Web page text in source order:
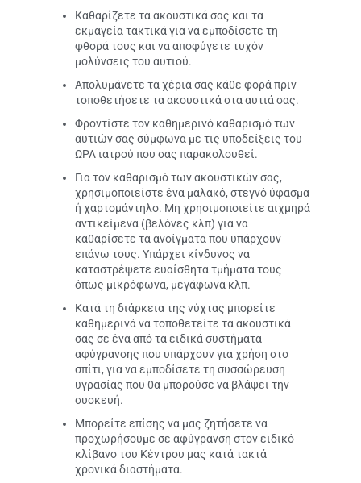
Καθαρίζετε τα ακουστικά σας και τα
εκμαγεία τακτικά για να εμποδίσετε τη
φθορά τους και να αποφύγετε τυχόν
μολύνσεις του αυτιού.
Απολυμάνετε τα χέρια σας κάθε φορά πριν
τοποθετήσετε τα ακουστικά στα αυτιά σας.
Φροντίστε τον καθημερινό καθαρισμό των
αυτιών σας σύμφωνα με τις υποδείξεις του
ΩΡΛ ιατρού που σας παρακολουθεί.
Για τον καθαρισμό των ακουστικών σας,
χρησιμοποιείστε ένα μαλακό, στεγνό ύφασμα
ή χαρτομάντηλο. Μη χρησιμοποιείτε αιχμηρά
αντικείμενα (βελόνες κλπ) για να
καθαρίσετε τα ανοίγματα που υπάρχουν
επάνω τους. Υπάρχει κίνδυνος να
καταστρέψετε ευαίσθητα τμήματα τους
όπως μικρόφωνα, μεγάφωνα κλπ.
Κατά τη διάρκεια της νύχτας μπορείτε
καθημερινά να τοποθετείτε τα ακουστικά
σας σε ένα από τα ειδικά συστήματα
αφύγρανσης που υπάρχουν για χρήση στο
σπίτι, για να εμποδίσετε τη συσσώρευση
υγρασίας που θα μπορούσε να βλάψει την
συσκευή.
Μπορείτε επίσης να μας ζητήσετε να
προχωρήσουμε σε αφύγρανση στον ειδικό
κλίβανο του Κέντρου μας κατά τακτά
χρονικά διαστήματα.